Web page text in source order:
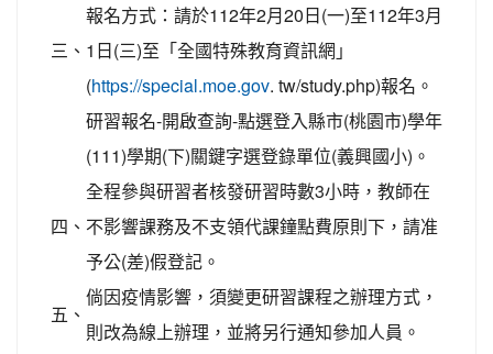
三、
報名方式：請於112年2月20日(一)至112年3月
1日(三)至「全國特殊教育資訊網」
(https://special.moe.gov. tw/study.php)報名。
研習報名-開啟查詢-點選登入縣市(桃園市)學年
(111)學期(下)關鍵字選登錄單位(義興國小)。
四、
全程參與研習者核發研習時數3小時，教師在
不影響課務及不支領代課鐘點費原則下，請准
予公(差)假登記。
五、
倘因疫情影響，須變更研習課程之辦理方式，
則改為線上辦理，並將另行通知參加人員。